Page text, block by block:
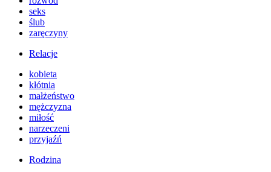
seks
ślub
zaręczyny
Relacje
kobieta
kłótnia
małżeństwo
mężczyzna
miłość
narzeczeni
przyjaźń
Rodzina